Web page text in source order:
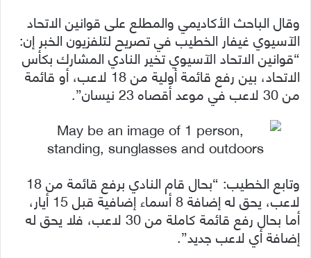
وقال الباحث الأكاديمي والمطلع على قوانين الاتحاد
الآسيوي غيفار الخطيب في تصريح لتلفزيون الخبر إن:
“قوانين الاتحاد الآسيوي تخير النادي المشارك بكأس
الاتحاد، بين رفع قائمة أولية من 18 لاعب، أو قائمة
من 30 لاعب في موعد أقصاه 23 نيسان”.
وتابع الخطيب: “بحال قام النادي برفع قائمة من 18
لاعب، يحق له إضافة 8 أسماء إضافية قبل 15 أيار،
أما بحال رفع قائمة كاملة من 30 لاعب، فلا يحق له
إضافة أي لاعب جديد”.